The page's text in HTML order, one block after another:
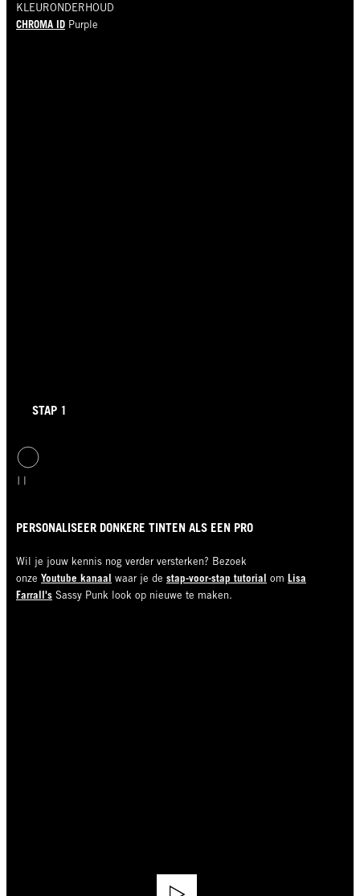
KLEURONDERHOUD
CHROMA ID Purple
STAP 1
PERSONALISEER DONKERE TINTEN ALS EEN PRO
Wil je jouw kennis nog verder versterken? Bezoek
onze Youtube kanaal waar je de stap-voor-stap tutorial om Lisa
Farrall's Sassy Punk look op nieuwe te maken.